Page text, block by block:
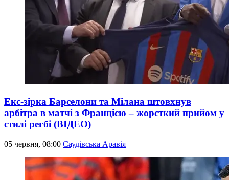
Екс-зірка Барселони та Мілана штовхнув
арбітра в матчі з Францією – жорсткий прийом у
стилі регбі (ВІДЕО)
05 червня, 08:00 Саудівська Аравія